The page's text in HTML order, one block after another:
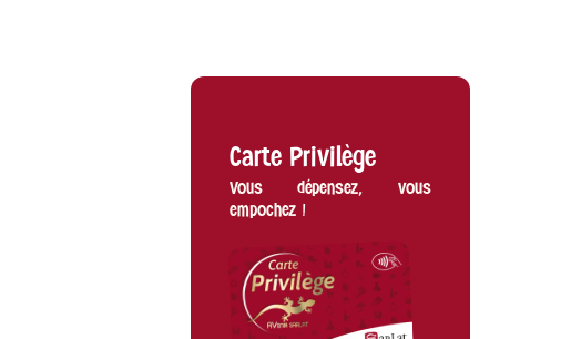
Carte Privilège
Vous dépensez, vous
empochez !